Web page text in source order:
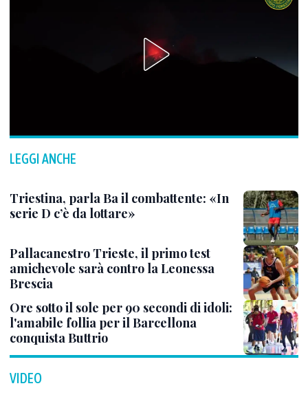
LEGGI ANCHE
Triestina, parla Ba il combattente: «In
serie D c’è da lottare»
Pallacanestro Trieste, il primo test
amichevole sarà contro la Leonessa
Brescia
Ore sotto il sole per 90 secondi di idoli:
l'amabile follia per il Barcellona
conquista Buttrio
VIDEO